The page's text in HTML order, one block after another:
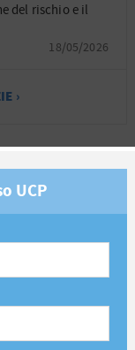
del rischio e il
18/05/2026
›
UCP